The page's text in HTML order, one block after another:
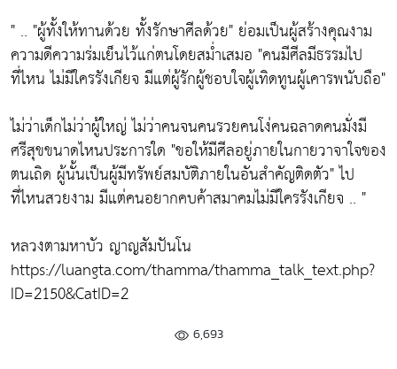
" .. "ผู้ทั้งให้ทานด้วย ทั้งรักษาศีลด้วย" ย่อมเป็นผู้สร้างคุณงาม
ความดีความร่มเย็นไว้แก่ตนโดยสม่ำเสมอ "คนมีศีลมีธรรมไป
ที่ไหน ไม่มีใครรังเกียจ มีแต่ผู้รักผู้ชอบใจผู้เทิดทูนผู้เคารพนับถือ"
ไม่ว่าเด็กไม่ว่าผู้ใหญ่ ไม่ว่าคนจนคนรวยคนโง่คนฉลาดคนมั่งมี
ศรีสุขขนาดไหนประการใด "ขอให้มีศีลอยู่ภายในกายวาจาใจของ
ตนเถิด ผู้นั้นเป็นผู้มีทรัพย์สมบัติภายในอันสำคัญติดตัว"ไป
ที่ไหนสวยงาม มีแต่คนอยากคบค้าสมาคมไม่มีใครรังเกียจ .. "
หลวงตามหาบัว ญาญสัมปันโน
https://luangta.com/thamma/thamma_talk_text.php?
ID=2150&CatID=2
6,693